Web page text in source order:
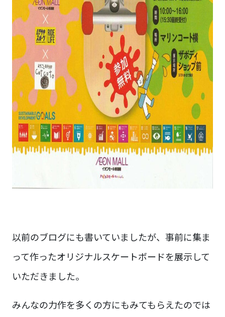
以前のブログにも書いていましたが、事前に集ま
って作ったオリジナルスケートボードを展示して
いただきました。
みんなの力作を多くの方にもみてもらえたのでは